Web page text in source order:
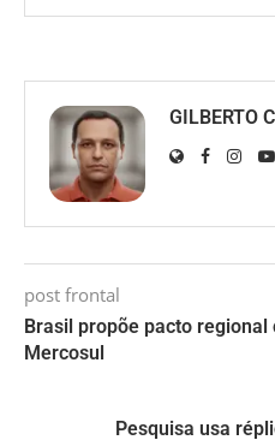
GILBERTO
post frontal
Brasil propõe pacto
Mercosul
Pesquisa usa